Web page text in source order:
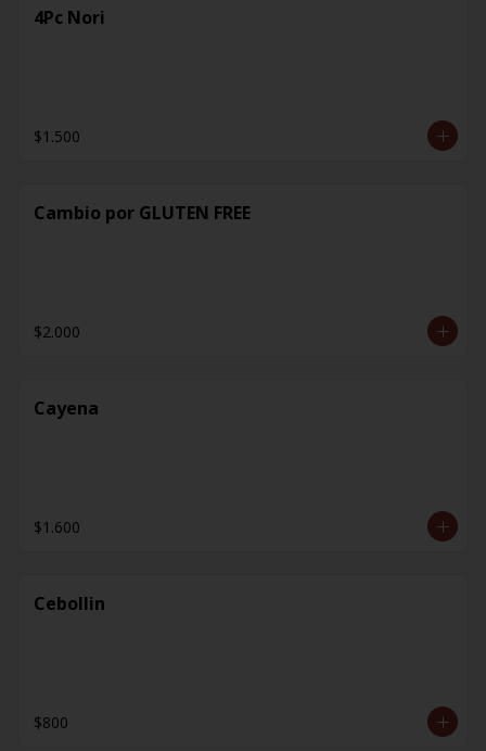
4Pc Nori
$1.500
Cambio por GLUTEN FREE
$2.000
Cayena
$1.600
Cebollin
$800